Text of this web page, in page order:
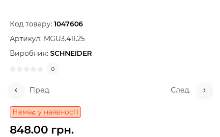
Код товару: 1047606
Артикул: MGU3.411.25
Виробник: SCHNEIDER
0
Пред. След.
Немає у наявності
848.00 грн.